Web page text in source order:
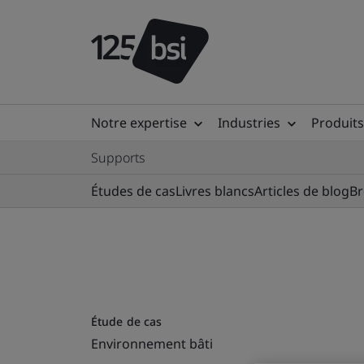
Notre expertise Industries
Supports
Études de casLivres blancsArticles de blog
Étude de cas
Environnement bâti